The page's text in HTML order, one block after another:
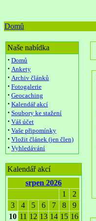
Domů
Naše nabídka
· Domů
· Ankety
· Archiv článků
· Fotogalerie
· Geocaching
· Kalendář akcí
· Soubory ke stažení
· Váš účet
· Vaše připomínky
· Vložit článek (jen člen)
· Vyhledávání
Kalendář akcí
srpen 2026
1
2
3
4 5 6 7 8
9
10 11 12 13 14 15 16